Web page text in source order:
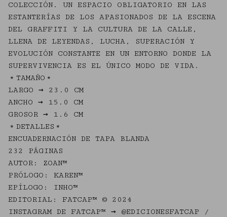
COLECCIÓN. UN ESPACIO OBLIGATORIO EN LAS
ESTANTERÍAS DE LOS APASIONADOS DE LA ESCENA
DEL GRAFFITI Y LA CULTURA DE LA CALLE,
LLENA DE LEYENDAS, LUCHA, SUPERACIÓN Y
EVOLUCIÓN CONSTANTE EN UN ENTORNO DONDE LA
SUPERVIVENCIA ES EL ÚNICO MODO DE VIDA.
﹡TAMAÑO﹡
LARGO → 23.0 CM
ANCHO → 15.0 CM
GROSOR → 1.6 CM
﹡DETALLES﹡
ENCUADERNACIÓN DE TAPA BLANDA
232 PÁGINAS
AUTOR: ZOAN™
PRÓLOGO: KAREN™
EPÍLOGO: INHO™
EDITORIAL: FATCAP™ © 2024
INSTAGRAM DE FATCAP™ → @EDICIONESFATCAP /